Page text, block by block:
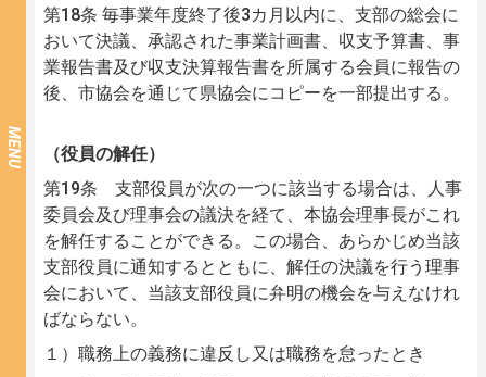
MENU
第18条 毎事業年度終了後3カ月以内に、支部の総会に
おいて決議、承認された事業計画書、収支予算書、事
業報告書及び収支決算報告書を所属する会員に報告の
後、市協会を通じて県協会にコピーを一部提出する。
（役員の解任）
第19条 支部役員が次の一つに該当する場合は、人事
委員会及び理事会の議決を経て、本協会理事長がこれ
を解任することができる。この場合、あらかじめ当該
支部役員に通知するとともに、解任の決議を行う理事
会において、当該支部役員に弁明の機会を与えなけれ
ばならない。
１）職務上の義務に違反し又は職務を怠ったとき